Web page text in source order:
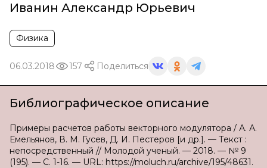
Иванин Александр Юрьевич
Физика
06.03.2018 157 Поделиться
Библиографическое описание
Примеры расчетов работы векторного модулятора / А. А.
Емельянов, В. М. Гусев, Д. И. Пестеров [и др.]. — Текст :
непосредственный // Молодой ученый. — 2018. — № 9
(195). — С. 1-16. — URL: https://moluch.ru/archive/195/48631.